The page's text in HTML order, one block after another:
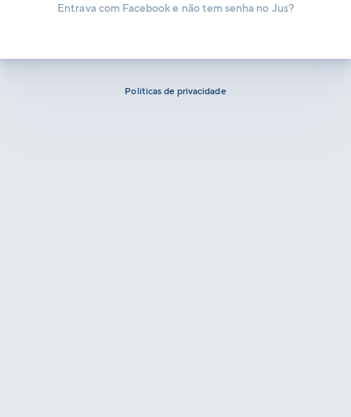
Entrava com Facebook e não tem senha no Jus?
Políticas de privacidade